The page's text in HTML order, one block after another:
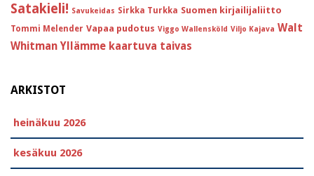
Satakieli! Savukeidas Sirkka Turkka Suomen kirjailijaliitto
Tommi Melender Vapaa pudotus Viggo Wallensköld Viljo Kajava Walt
Whitman Yllämme kaartuva taivas
ARKISTOT
heinäkuu 2026
kesäkuu 2026